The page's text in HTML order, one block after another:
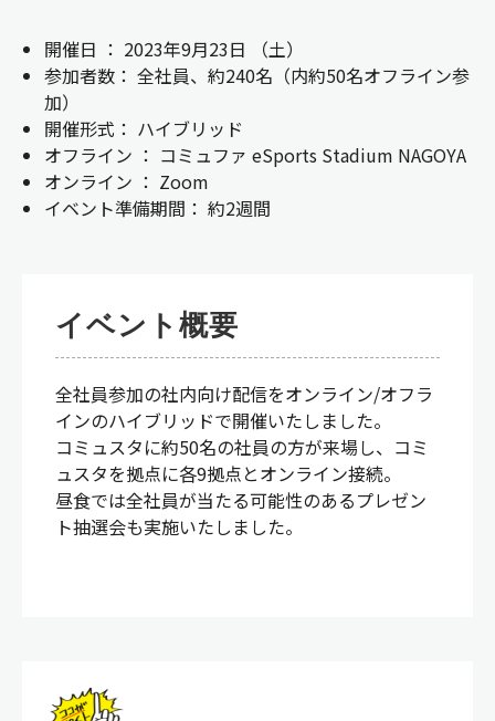
開催日 ： 2023年9月23日 （土）
参加者数： 全社員、約240名（内約50名オフライン参
加）
開催形式 ： ハイブリッド
オフライン ： コミュファ eSports Stadium NAGOYA
オンライン ： Zoom
イベント準備期間 ： 約2週間
イベント概要
全社員参加の社内向け配信をオンライン/オフラ
インのハイブリッドで開催いたしました。
コミュスタに約50名の社員の方が来場し、コミ
ュスタを拠点に各9拠点とオンライン接続。
昼食では全社員が当たる可能性のあるプレゼン
ト抽選会も実施いたしました。